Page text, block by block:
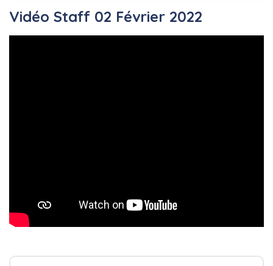
Vidéo Staff 02 Février 2022